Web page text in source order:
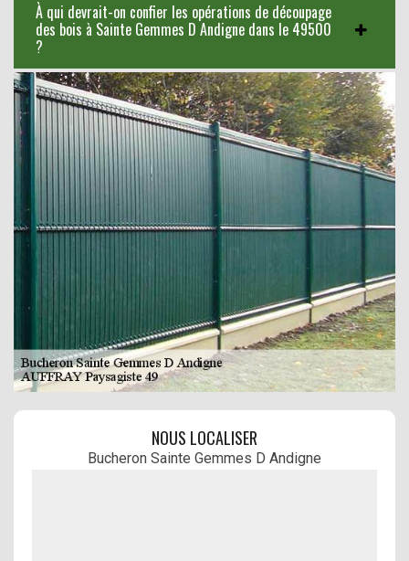
À qui devrait-on confier les opérations de découpage
des bois à Sainte Gemmes D Andigne dans le 49500
?
NOUS LOCALISER
Bucheron Sainte Gemmes D Andigne